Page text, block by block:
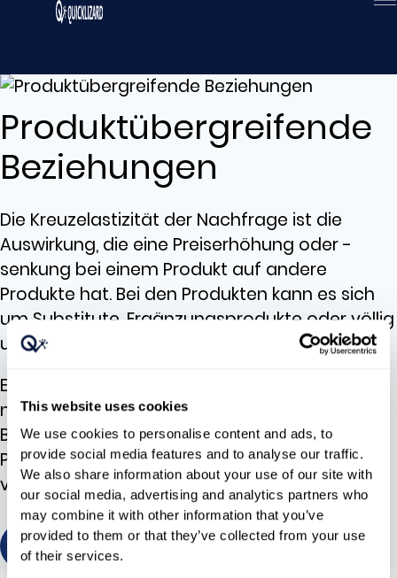
This website uses cookies
We use cookies to personalise content and ads, to
provide social media features and to analyse our traffic.
We also share information about your use of our site with
our social media, advertising and analytics partners who
may combine it with other information that you’ve
provided to them or that they’ve collected from your use
of their services.
Produktübergreifende
Beziehungen
Die Kreuzelastizität der Nachfrage ist die
Auswirkung, die eine Preiserhöhung oder -
senkung bei einem Produkt auf andere
Produkte hat. Bei den Produkten kann es sich
um Substitute, Ergänzungsprodukte oder völlig
unabhängige Produkte handeln.
Einzelhändler können diese Beziehungen
nutzen, um ihren Umsatz zu steigern, die
Bestandsplanung zu verbessern und die
Preisgestaltung und Werbeaktionen zu
verwalten.
Ansicht/Download